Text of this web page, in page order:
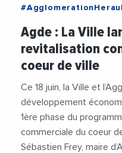
#Commerces
#Renovation
#Urbanisme
#Videos
Agde : La Ville
revitalisation
coeur de ville
Ce 18 juin, la Ville et
développement
1ère phase du
commerciale du coeur
Sébastien Frey, maire